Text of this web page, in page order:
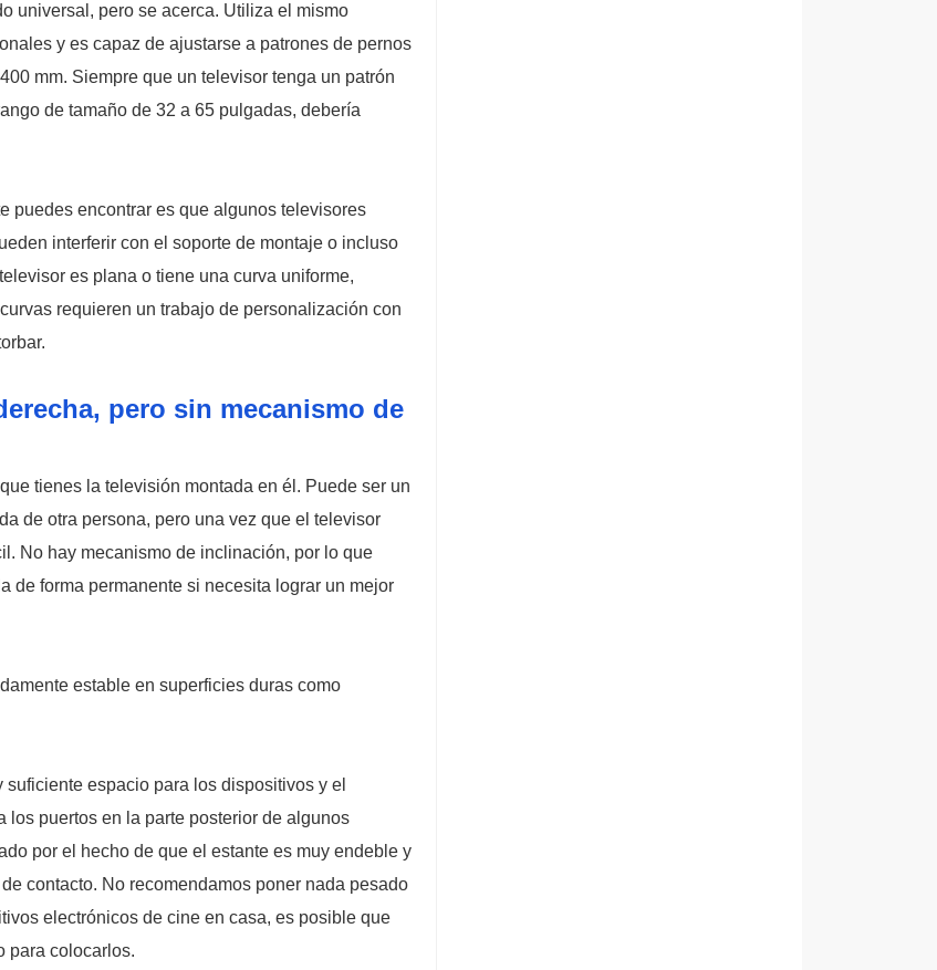
universal, pero se acerca. Utiliza el mismo
y es capaz de ajustarse a patrones de pernos
mm. Siempre que un televisor tenga un patrón
de tamaño de 32 a 65 pulgadas, debería
puedes encontrar es que algunos televisores
interferir con el soporte de montaje o incluso
es plana o tiene una curva uniforme,
requieren un trabajo de personalización con
pero sin mecanismo de
tienes la televisión montada en él. Puede ser un
de otra persona, pero una vez que el televisor
No hay mecanismo de inclinación, por lo que
de forma permanente si necesita lograr un mejor
estable en superficies duras como
espacio para los dispositivos y el
los puertos en la parte posterior de algunos
por el hecho de que el estante es muy endeble y
contacto. No recomendamos poner nada pesado
electrónicos de cine en casa, es posible que
para colocarlos.